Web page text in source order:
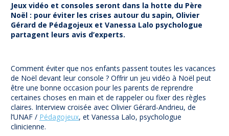
Espace presse
Jeux vidéo et consoles seront dans la hotte du Père
Noël : pour éviter les crises autour du sapin, Olivier
Gérard de Pédagojeux et Vanessa Lalo psychologue
partagent leurs avis d’experts.
Comment éviter que nos enfants passent toutes les vacances
de Noël devant leur console ? Offrir un jeu vidéo à Noël peut
être une bonne occasion pour les parents de reprendre
certaines choses en main et de rappeler ou fixer des règles
claires. Interview croisée avec Olivier Gérard-Andrieu, de
l’UNAF / Pédagojeux, et Vanessa Lalo, psychologue
clinicienne.